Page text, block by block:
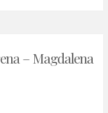
– Magdalena